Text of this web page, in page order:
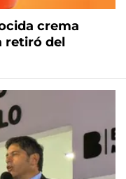
crema
retiró del